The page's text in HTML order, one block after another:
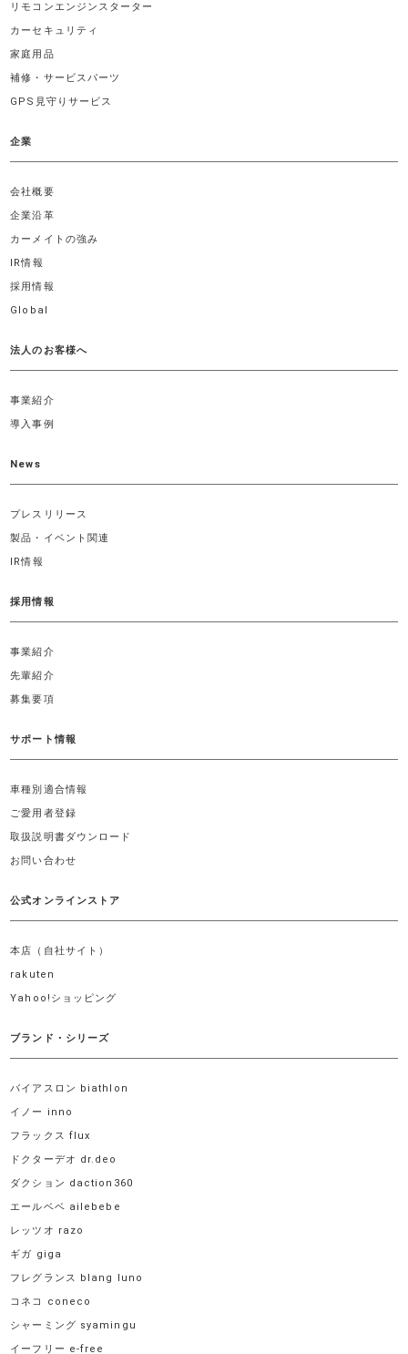
リモコンエンジンスターター
カーセキュリティ
家庭用品
補修・サービスパーツ
GPS見守りサービス
企業
会社概要
企業沿革
カーメイトの強み
IR情報
採用情報
Global
法人のお客様へ
事業紹介
導入事例
News
プレスリリース
製品・イベント関連
IR情報
採用情報
事業紹介
先輩紹介
募集要項
サポート情報
車種別適合情報
ご愛用者登録
取扱説明書ダウンロード
お問い合わせ
公式オンラインストア
本店（自社サイト）
rakuten
Yahoo!ショッピング
ブランド・シリーズ
バイアスロン biathlon
イノー inno
フラックス flux
ドクターデオ dr.deo
ダクション daction360
エールベベ ailebebe
レッツオ razo
ギガ giga
フレグランス blang luno
コネコ coneco
シャーミング syamingu
イーフリー e-free